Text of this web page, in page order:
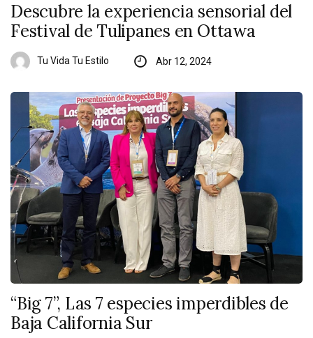
Descubre la experiencia sensorial del
Festival de Tulipanes en Ottawa
Tu Vida Tu Estilo Abr 12, 2024
“Big 7”, Las 7 especies imperdibles de
Baja California Sur